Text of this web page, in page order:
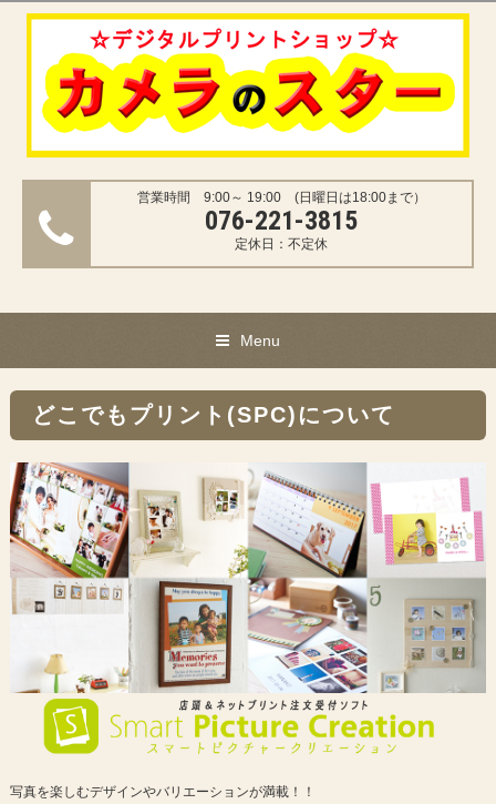
営業時間 9:00～ 19:00 (日曜日は18:00まで）
076-221-3815
定休日：不定休
Menu
どこでもプリント(SPC)について
写真を楽しむデザインやバリエーションが満載！！